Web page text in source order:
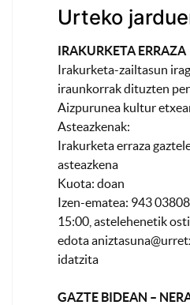
Urteko
IRAKURKETA ERRAZA
Irakurketa-zailtasun
iraunkorrak dituzten
Aizpurunea kultur
Asteazkenak:
Irakurketa erraza
asteazkena
Kuota: doan
Izen-ematea: 943
15:00, astelehenetik
edota
idatzita
GAZTE BIDEAN –